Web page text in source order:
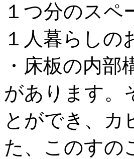
１つ分のスペ
１人暮らしの
・床板の内
があります。
とができ、カ
た、このすの